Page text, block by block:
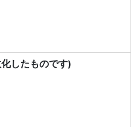
したものです)